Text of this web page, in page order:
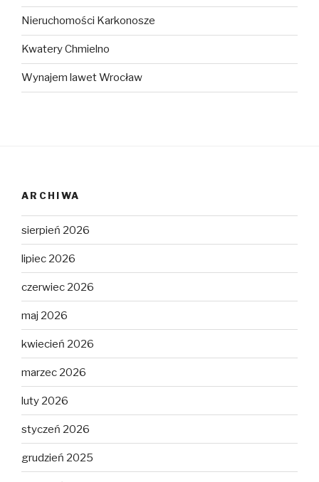
Nieruchomości Karkonosze
Kwatery Chmielno
Wynajem lawet Wrocław
ARCHIWA
sierpień 2026
lipiec 2026
czerwiec 2026
maj 2026
kwiecień 2026
marzec 2026
luty 2026
styczeń 2026
grudzień 2025